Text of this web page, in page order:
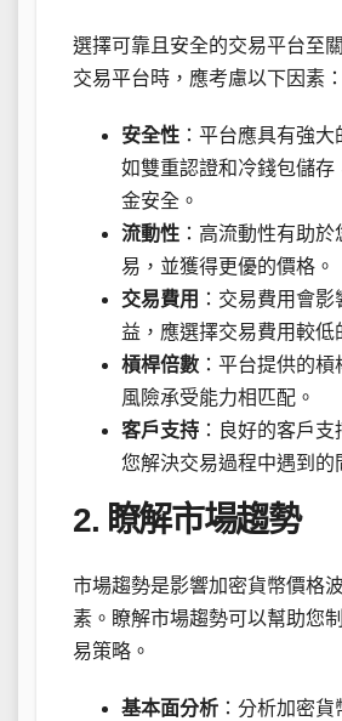
選擇可靠且安全的交易平台至
交易平台時，應考慮以下因素：
安全性 ：平台應具有強
如雙重認證和冷錢包儲存
金安全。
流動性 ：高流動性有助
易，並獲得更優的價格。
交易費用 ：交易費用會
益，應選擇交易費用較低
槓桿倍數 ：平台提供的
風險承受能力相匹配。
客戶支持 ：良好的客戶
您解決交易過程中遇到的
2. 瞭解市場趨勢
市場趨勢是影響加密貨幣價格
素。瞭解市場趨勢可以幫助您
易策略。
基本面分析 ：分析加密